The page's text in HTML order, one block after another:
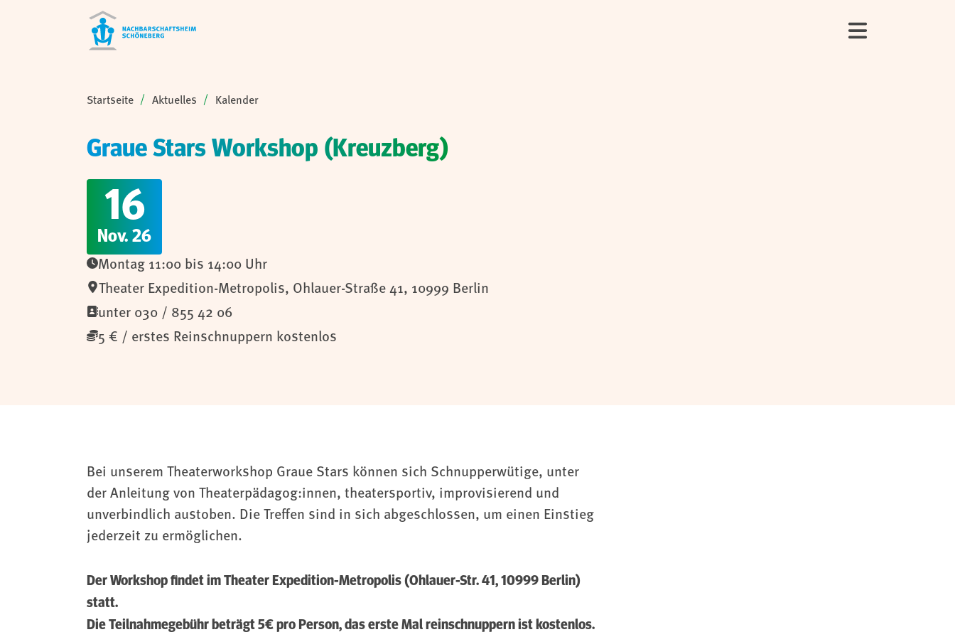
Sie sind hier:
Startseite Aktuelles Kalender
Graue Stars Workshop (Kreuzberg)
16
Nov. 26
Montag 11:00 bis 14:00 Uhr
Theater Expedition-Metropolis, Ohlauer-Straße 41, 10999 Berlin
unter 030 / 855 42 06
5 € / erstes Reinschnuppern kostenlos
Bei unserem Theaterworkshop Graue Stars können sich Schnupperwütige, unter
der Anleitung von Theaterpädagog:innen, theatersportiv, improvisierend und
unverbindlich austoben. Die Treffen sind in sich abgeschlossen, um einen Einstieg
jederzeit zu ermöglichen.
Der Workshop findet im Theater Expedition-Metropolis (Ohlauer-Str. 41, 10999 Berlin)
statt.
Die Teilnahmegebühr beträgt 5€ pro Person, das erste Mal reinschnuppern ist kostenlos.